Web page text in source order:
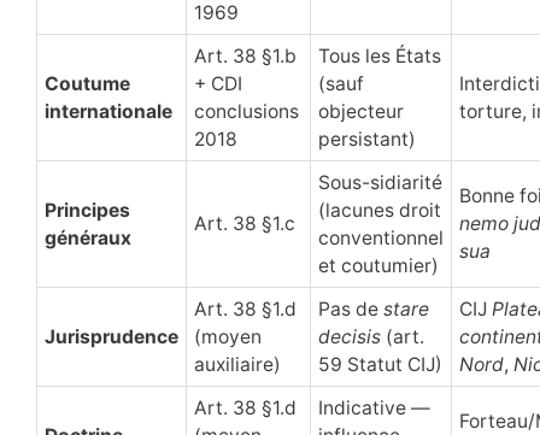
1969
Coutume
internationale
Art. 38 §1.b
+ CDI
conclusions
2018
Tous les États
(sauf
objecteur
persistant)
torture,
Principes
généraux
Art. 38 §1.c
Sous-sidiarité
(lacunes droit
conventionnel
et coutumier)
Bonne
nemo
sua
Jurisprudence
Art. 38 §1.d
(moyen
auxiliaire)
Pas de stare
decisis (art.
59 Statut CIJ)
CIJ
Nord,
Art. 38 §1.d
Indicative —